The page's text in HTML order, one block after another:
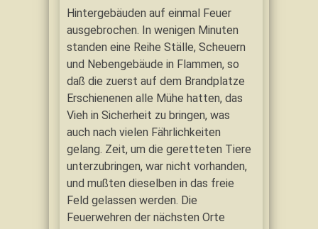
Hintergebäuden auf einmal Feuer
ausgebrochen. In wenigen Minuten
standen eine Reihe Ställe, Scheuern
und Nebengebäude in Flammen, so
daß die zuerst auf dem Brandplatze
Erschienenen alle Mühe hatten, das
Vieh in Sicherheit zu bringen, was
auch nach vielen Fährlichkeiten
gelang. Zeit, um die geretteten Tiere
unterzubringen, war nicht vorhanden,
und mußten dieselben in das freie
Feld gelassen werden. Die
Feuerwehren der nächsten Orte